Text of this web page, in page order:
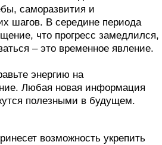
саморазвития и
шагов. В середине периода
что прогресс замедлился,
– это временное явление.
энергию на
Любая новая информация
полезными в будущем.
возможность укрепить